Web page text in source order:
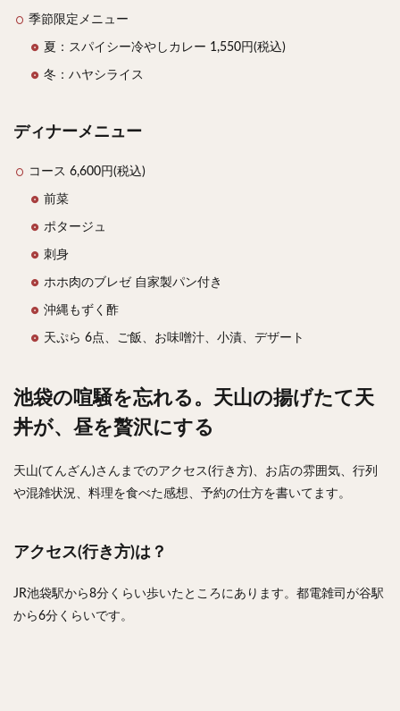
季節限定メニュー
夏：スパイシー冷やしカレー 1,550円(税込)
冬：ハヤシライス
ディナーメニュー
コース 6,600円(税込)
前菜
ポタージュ
刺身
ホホ肉のブレゼ 自家製パン付き
沖縄もずく酢
天ぷら 6点、ご飯、お味噌汁、小漬、デザート
池袋の喧騒を忘れる。天山の揚げたて天
丼が、昼を贅沢にする
天山(てんざん)さんまでのアクセス(行き方)、お店の雰囲気、行列
や混雑状況、料理を食べた感想、予約の仕方を書いてます。
アクセス(行き方)は？
JR池袋駅から8分くらい歩いたところにあります。都電雑司が谷駅
から6分くらいです。